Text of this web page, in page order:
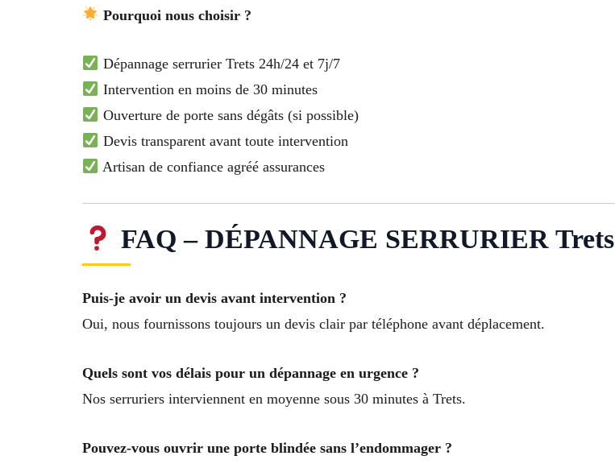
Pourquoi nous choisir ?
Dépannage serrurier Trets 24h/24 et 7j/7
Intervention en moins de 30 minutes
Ouverture de porte sans dégâts (si possible)
Devis transparent avant toute intervention
Artisan de confiance agréé assurances
FAQ – DÉPANNAGE SERRURIER Trets
Puis-je avoir un devis avant intervention ?
Oui, nous fournissons toujours un devis clair par téléphone avant déplacement.
Quels sont vos délais pour un dépannage en urgence ?
Nos serruriers interviennent en moyenne sous 30 minutes à Trets.
Pouvez-vous ouvrir une porte blindée sans l’endommager ?